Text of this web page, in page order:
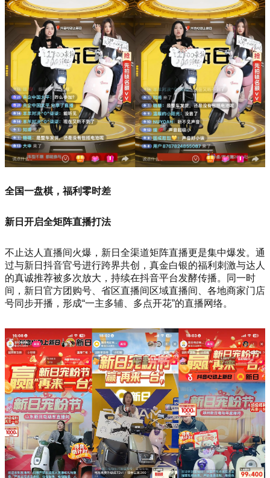
全国一盘棋，福利零时差
新日开启全矩阵直播打法
不止达人直播间火爆，新日全渠道矩阵直播更是集中爆发。通
过与新日抖音官号进行跨界共创，真金白银的福利刺激与达人
的真诚推荐被多次放大，持续在抖音平台发酵传播。同一时
间，新日官方团购号、省区直播间区域直播间、各地商家门店
号同步开播，形成“一主多辅、多点开花”的直播网络。